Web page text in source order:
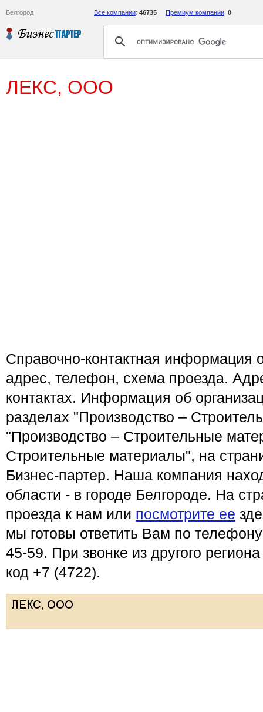
Белгород Все компании: 46735 Премиум компании: 0
ЛЕКС, ООО
Справочно-контактная
адрес, телефон, схема проезда.
контактах. Информация об
разделах "Производство –
"Производство – Строительные
Строительные материалы", на
Бизнес-партер. Наша компания
области - в городе Белгороде. На
проезда к нам или посмотрите ее
мы готовы ответить Вам по
45-59. При звонке из другого
код +7 (4722).